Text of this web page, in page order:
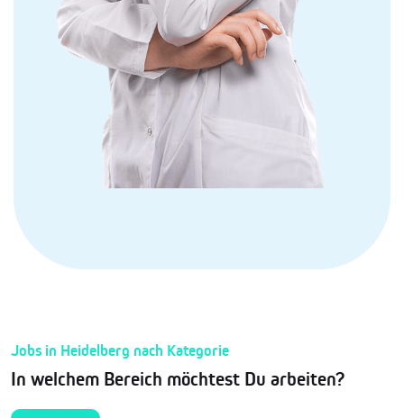
Jobs in Heidelberg nach Kategorie
In welchem Bereich möchtest Du arbeiten?